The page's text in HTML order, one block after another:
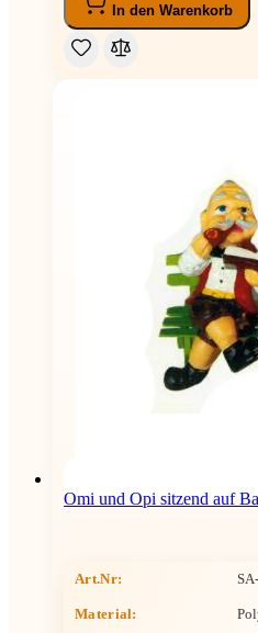
In den Warenkorb
Omi und Opi sitzend auf
Art.Nr:
Material: